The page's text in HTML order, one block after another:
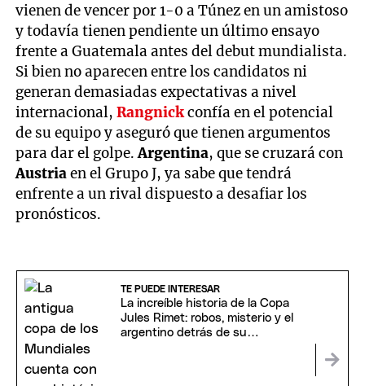
vienen de vencer por 1-0 a Túnez en un amistoso
y todavía tienen pendiente un último ensayo
frente a Guatemala antes del debut mundialista.
Si bien no aparecen entre los candidatos ni
generan demasiadas expectativas a nivel
internacional,Rangnickconfía en el potencial
de su equipo y aseguró que tienen argumentos
para dar el golpe.Argentina, que se cruzará con
Austriaen el Grupo J, ya sabe que tendrá
enfrente a un rival dispuesto a desafiar los
pronósticos.
TE PUEDE INTERESAR
La increíble historia de la Copa
Jules Rimet: robos, misterio y el
argentino detrás de su